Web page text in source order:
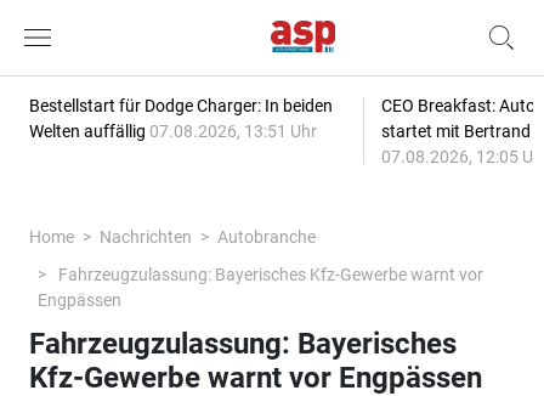
Bestellstart für Dodge Charger: In beiden
Welten auffällig 07.08.2026, 13:51 Uhr
CEO Breakfast:
startet mit Bertrand
07.08.2026, 12:05
Home Nachrichten
Autobranche
Fahrzeugzulassung: Bayerisches Kfz-Gewerbe warnt vor
Engpässen
Fahrzeugzulassung: Bayerisches
Kfz-Gewerbe warnt vor Engpässen